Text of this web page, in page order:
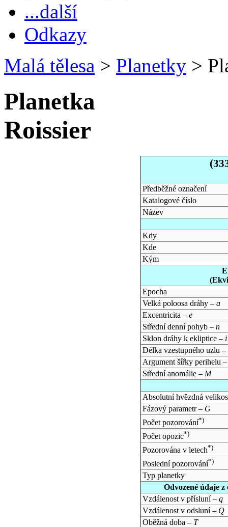
...další
Odkazy
Malá tělesa > Planetky >
Planetka
Roissier
Předběžné označení
Katalogové číslo
Název
Kdy
Kde
Kým
Epocha
Velká poloosa dráhy – a
Excentricita – e
Střední denní pohyb – n
Sklon dráhy k ekliptice – i
Délka vzestupného uzlu –
Argument šířky perihelu
Střední anomálie – M
Absolutní hvězdná
Fázový parametr – G
Počet pozorování*)
Počet opozic*)
Pozorována v letech*)
Poslední pozorování*)
Typ planetky
Odvozené údaje
Vzdálenost v přísluní – q
Vzdálenost v odsluní – Q
Oběžná doba – T